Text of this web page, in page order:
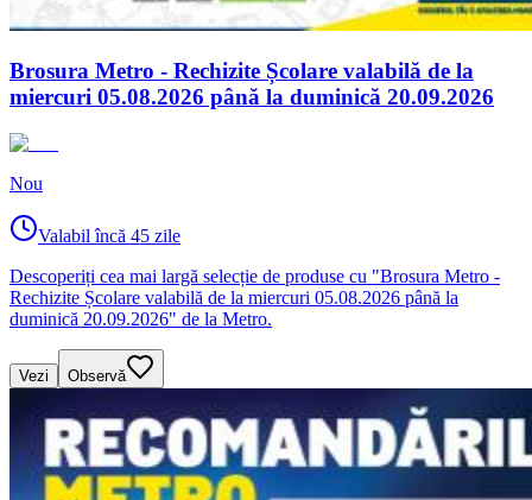
Brosura Metro - Rechizite Școlare valabilă de la
miercuri 05.08.2026 până la duminică 20.09.2026
Nou
Valabil încă 45 zile
Descoperiți cea mai largă selecție de produse cu "Brosura Metro -
Rechizite Școlare valabilă de la miercuri 05.08.2026 până la
duminică 20.09.2026" de la Metro.
Vezi Observă